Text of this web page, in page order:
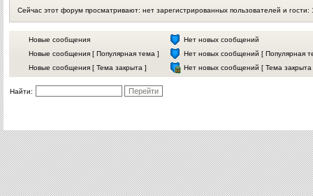
Сейчас этот форум просматривают: нет зарегистрированных пользователей и гости:
Новые сообщения
Нет новых сообщений
Новые сообщения [ Популярная тема ]
Нет новых сообщений [ Популярная
Новые сообщения [ Тема закрыта ]
Нет новых сообщений [ Тема закрыта
Найти: